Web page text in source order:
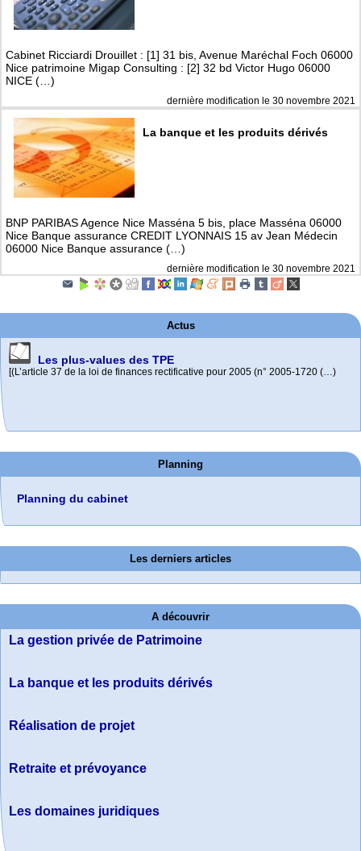
Cabinet Ricciardi Drouillet : [1] 31 bis, Avenue Maréchal Foch 06000
Nice patrimoine Migap Consulting : [2] 32 bd Victor Hugo 06000
NICE (…)
dernière modification le 30 novembre 2021
La banque et les produits dérivés
BNP PARIBAS Agence Nice Masséna 5 bis, place Masséna 06000
Nice Banque assurance CREDIT LYONNAIS 15 av Jean Médecin
06000 Nice Banque assurance (…)
dernière modification le 30 novembre 2021
Actus
Les plus-values des TPE
[(L’article 37 de la loi de finances rectificative pour 2005 (n° 2005-1720 (…)
Info sur le cumul emploi-retraite du régime général et des régimes (…)
Planning
Planning du cabinet
Les derniers articles
A découvrir
La gestion privée de Patrimoine
La banque et les produits dérivés
Réalisation de projet
Retraite et prévoyance
Les domaines juridiques